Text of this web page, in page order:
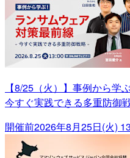
【8/25（火）】事例から学
今すぐ実践できる多重防御
開催前2026年8月25日(火)